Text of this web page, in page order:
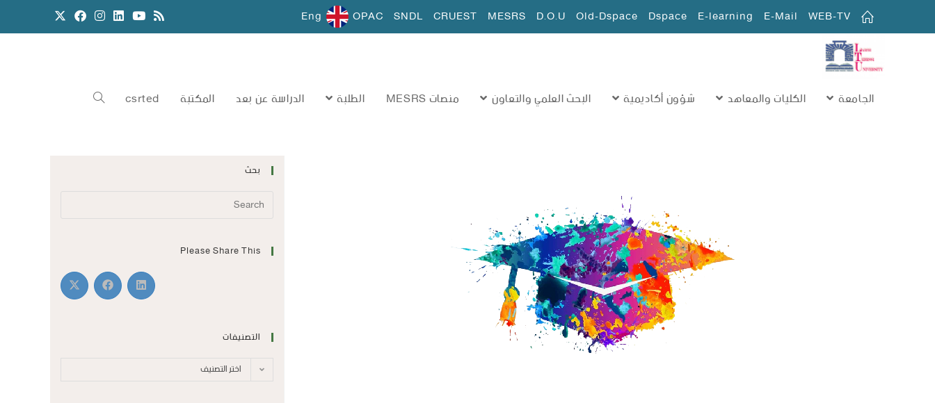
WEB-TV
E-Mail
E-learning
Dspace
Old-Dspace
D.O.U
MESRS
CRUEST
SNDL
OPAC
Eng
الجامعة الكليات والمعاهد شؤون أكاديمية البحث العلمي والتعاون منصات MESRS الطلبة الدراسة عن بعد المكتبة csrted
بحث
Please Share This
التصنيفات
اختر التصنيف